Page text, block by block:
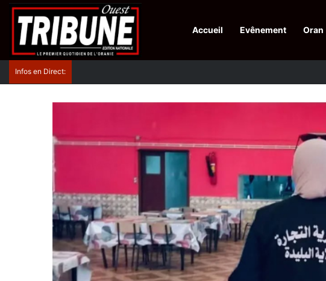
Accueil Evênement Oran
Infos en Direct: